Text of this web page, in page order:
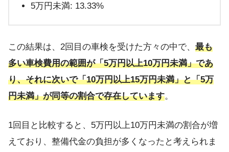
5万円未満: 13.33%
この結果は、2回目の車検を受けた方々の中で、 最も
多い車検費用の範囲が「5万円以上10万円未満」であ
り、それに次いで「10万円以上15万円未満」と「5万
円未満」が同等の割合で存在しています。
1回目と比較すると、5万円以上10万円未満の割合が増
えており、整備代金の負担が多くなったと考えられま